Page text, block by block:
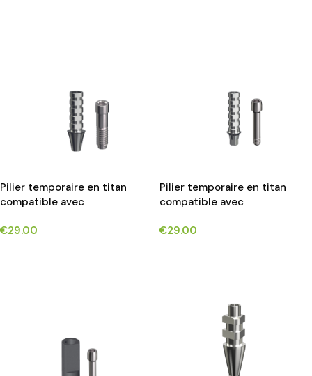
Pilier temporaire en titan
compatible avec
implants*
€29.00
Pilier temporaire en titan
compatible avec
implants*
€29.00